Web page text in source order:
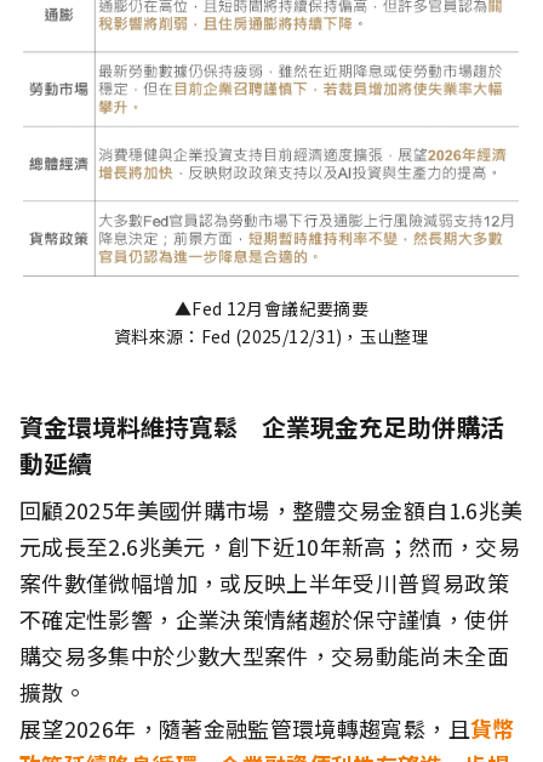
▲Fed 12月會議紀要摘要
資料來源：Fed (2025/12/31)，玉山整理
資金環境料維持寬鬆 企業現金充足助併購活
動延續
回顧2025年美國併購市場，整體交易金額自1.6兆美
元成長至2.6兆美元，創下近10年新高；然而，交易
案件數僅微幅增加，或反映上半年受川普貿易政策
不確定性影響，企業決策情緒趨於保守謹慎，使併
購交易多集中於少數大型案件，交易動能尚未全面
擴散。
展望2026年，隨著金融監管環境轉趨寬鬆，且貨幣